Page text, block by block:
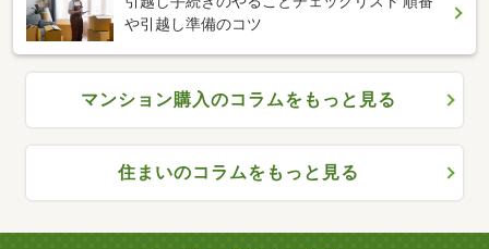
や引越し準備のコツ
マンション購入のコラムをもっと見る
住まいのコラムをもっと見る